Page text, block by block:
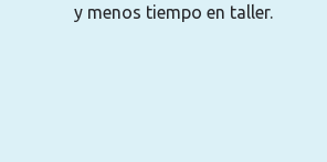
y menos tiempo en taller.